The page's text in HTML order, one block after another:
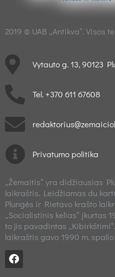
2019 © UAB „Antikva“. Visos
Vytauto g. 13, 90123
Tel. +370 611 67608
Privatumo politika
„Žemaitis“ yra didžiausias
laikraštis. Leidžiamas du
Plungės ir Rietavo krašto
„Socialistinis kelias“ įkurtas
to jis pavadintas
laikraštis gavo 1990 m.